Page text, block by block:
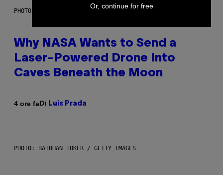
PHOTO: NASA; DR PIXEL / GETTY IMAGES
Why NASA Wants to Send a
Laser-Powered Drone Into
Caves Beneath the Moon
4 ore faDi Luis Prada
PHOTO: BATUHAN TOKER / GETTY IMAGES
Or, continue for free